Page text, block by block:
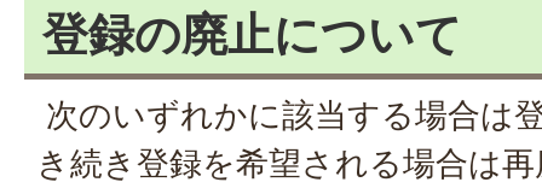
登録の廃止について
次のいずれかに該当する場合は
き続き登録を希望される場合は